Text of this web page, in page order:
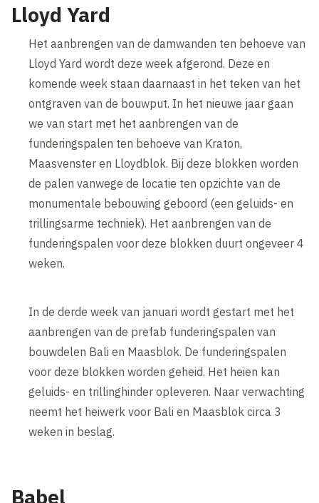
Lloyd Yard
Het aanbrengen van de damwanden ten behoeve van
Lloyd Yard wordt deze week afgerond. Deze en
komende week staan daarnaast in het teken van het
ontgraven van de bouwput. In het nieuwe jaar gaan
we van start met het aanbrengen van de
funderingspalen ten behoeve van Kraton,
Maasvenster en Lloydblok. Bij deze blokken worden
de palen vanwege de locatie ten opzichte van de
monumentale bebouwing geboord (een geluids- en
trillingsarme techniek). Het aanbrengen van de
funderingspalen voor deze blokken duurt ongeveer 4
weken.
In de derde week van januari wordt gestart met het
aanbrengen van de prefab funderingspalen van
bouwdelen Bali en Maasblok. De funderingspalen
voor deze blokken worden geheid. Het heien kan
geluids- en trillinghinder opleveren. Naar verwachting
neemt het heiwerk voor Bali en Maasblok circa 3
weken in beslag.
Babel